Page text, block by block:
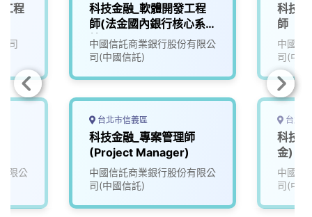
程
司
限公
科技金融_軟體開發工程
師(法金國內銀行核心系
統)
中國信託商業銀行股份有限公
司(中國信託)
台北市信義區
科技金融_專案管理師
(Project Manager)
中國信託商業銀行股份有限公
司(中國信託)
科技
師
中國信
司(中
台北
科技
金)
中國信
司(中